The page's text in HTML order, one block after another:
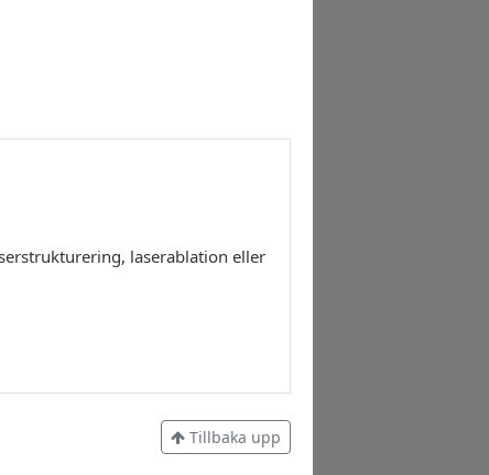
laserablation eller
Tillbaka upp